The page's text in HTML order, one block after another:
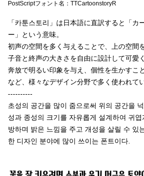
お気に入り
ご利用ガイド
よくあるご質問
お問い合わせ
教科書体
草書体
江戸文字
すべてを表示
セット or 単体
PostScriptフォント名： TTCartoonstoryR
「카툰스토리」は日本語に直訳すると「カ
ー」という意味。
初声の空間を多く与えることで、上の空間
子音と終声の大きさを自由に設計して可愛
奔放で明るい印象を与え、個性を生かすこ
など、様々なデザイン分野で多く使われて
----------
초성의 공간을 많이 줌으로써 위의 공간을
성과 종성의 크기를 자유롭게 설계하여 귀
방하며 밝은 느낌을 주고 개성을 살릴 수 있
한 디자인 분야에 많이 쓰이는 폰트이다.